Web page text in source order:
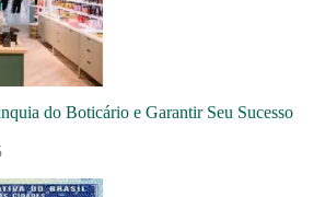
do Boticário e Garantir Seu Sucesso